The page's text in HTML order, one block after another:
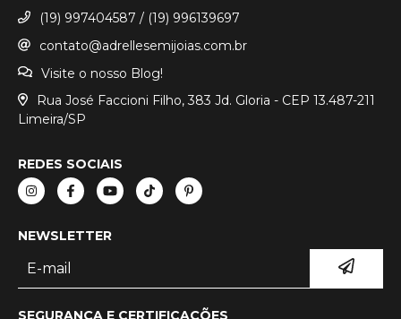
(19) 997404587 / (19) 996139697
contato@adrellesemijoias.com.br
Visite o nosso Blog!
Rua José Faccioni Filho, 383 Jd. Gloria - CEP 13.487-211
Limeira/SP
REDES SOCIAIS
NEWSLETTER
SEGURANÇA E CERTIFICAÇÕES